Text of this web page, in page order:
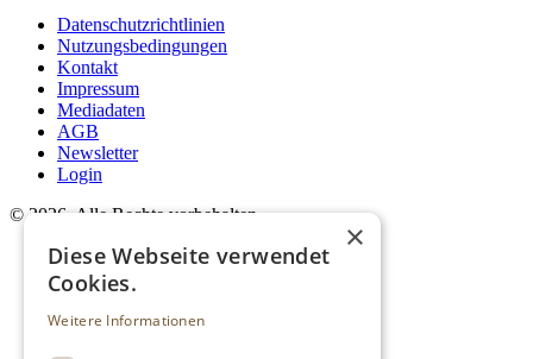
Datenschutzrichtlinien
Nutzungsbedingungen
Kontakt
Impressum
Mediadaten
AGB
Newsletter
Login
© 2026. Alle Rechte vorbehalten.
×
Diese Webseite verwendet
Cookies.
Weitere Informationen